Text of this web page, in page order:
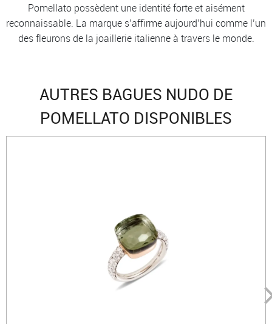
Pomellato possèdent une identité forte et aisément
reconnaissable. La marque s’affirme aujourd’hui comme l’un
des fleurons de la joaillerie italienne à travers le monde.
AUTRES BAGUES NUDO DE
POMELLATO DISPONIBLES